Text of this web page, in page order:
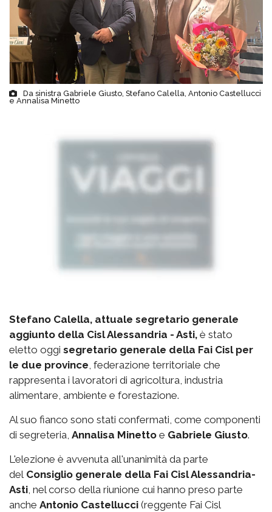
Da sinistra Gabriele Giusto, Stefano Calella, Antonio Castellucci
e Annalisa Minetto
Stefano Calella, attuale segretario generale
aggiunto della Cisl Alessandria - Asti, è stato
eletto oggi segretario generale della Fai Cisl per
le due province, federazione territoriale che
rappresenta i lavoratori di agricoltura, industria
alimentare, ambiente e forestazione.
Al suo fianco sono stati confermati, come componenti
di segreteria, Annalisa Minetto e Gabriele Giusto.
L'elezione è avvenuta all'unanimità da parte
del Consiglio generale della Fai Cisl Alessandria-
Asti, nel corso della riunione cui hanno preso parte
anche Antonio Castellucci (reggente Fai Cisl